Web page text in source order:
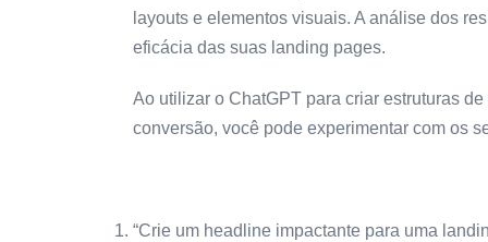
layouts e elementos visuais. A análise dos
eficácia das suas landing pages.
Ao utilizar o ChatGPT para criar estruturas
conversão, você pode experimentar com os
“Crie um headline impactante para uma